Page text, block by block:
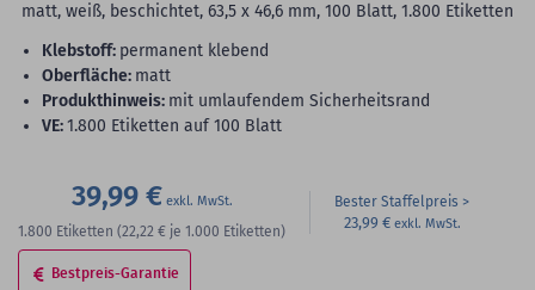
matt, weiß, beschichtet, 63,5 x 46,6 mm, 100 Blatt, 1.800 Etiketten
Klebstoff: permanent klebend
Oberfläche: matt
Produkthinweis: mit umlaufendem Sicherheitsrand
VE:1.800 Etiketten auf 100 Blatt
39,99 €
1.800 Etiketten (22,22 € je 1.000 Etiketten)
Bester Staffelpreis
23,99 €
Bestpreis-Garantie